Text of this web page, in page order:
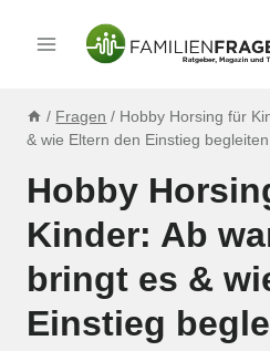
Inhalt
/ Fragen / Hobby Horsing für
& wie Eltern den Einstieg begleiten
Hobby
Kinder: Ab
bringt es &
Einstieg